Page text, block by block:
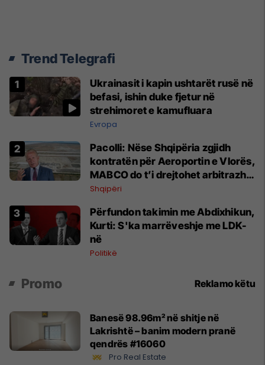
Trend Telegrafi
Ukrainasit i kapin ushtarët rusë në
befasi, ishin duke fjetur në
strehimoret e kamufluara
Evropa
Pacolli: Nëse Shqipëria zgjidh
kontratën për Aeroportin e Vlorës,
MABCO do t’i drejtohet arbitrazhit
ndërkombëtar
Shqipëri
Përfundon takimin me Abdixhikun,
Kurti: S'ka marrëveshje me LDK-
në
Politikë
Promo Reklamo këtu
Banesë 98.96m² në shitje në
Lakrishtë – banim modern pranë
qendrës #16060
Pro Real Estate